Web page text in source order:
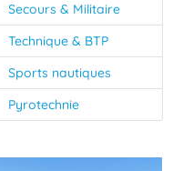
Secours & Militaire
Technique & BTP
Sports nautiques
Pyrotechnie